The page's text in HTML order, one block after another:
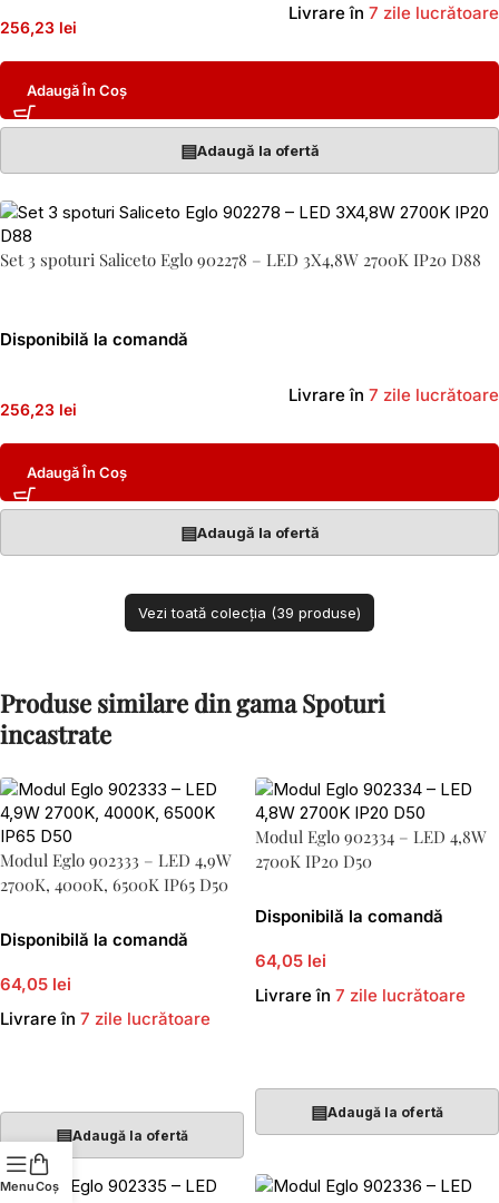
256,23 lei
Livrare în 7 zile lucrătoare
Adaugă În Coș
▤Adaugă la ofertă
Set 3 spoturi Saliceto Eglo 902278 – LED 3X4,8W 2700K IP20 D88
Disponibilă la comandă
256,23 lei
Livrare în 7 zile lucrătoare
Adaugă În Coș
▤Adaugă la ofertă
Vezi toată colecția (39 produse)
Produse similare din gama Spoturi
incastrate
Modul Eglo 902333 – LED 4,9W
2700K, 4000K, 6500K IP65 D50
Disponibilă la comandă
64,05 lei
Livrare în 7 zile lucrătoare
▤Adaugă la ofertă
Modul Eglo 902334 – LED 4,8W
2700K IP20 D50
Disponibilă la comandă
64,05 lei
Livrare în 7 zile lucrătoare
▤Adaugă la ofertă
MenuCoș